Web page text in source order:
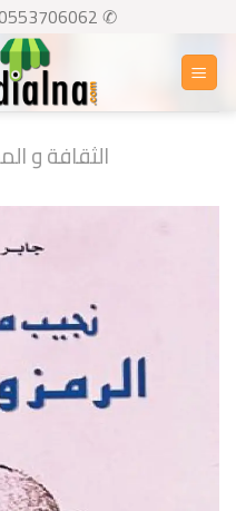
content
✆ 0553706062
الثقافة و